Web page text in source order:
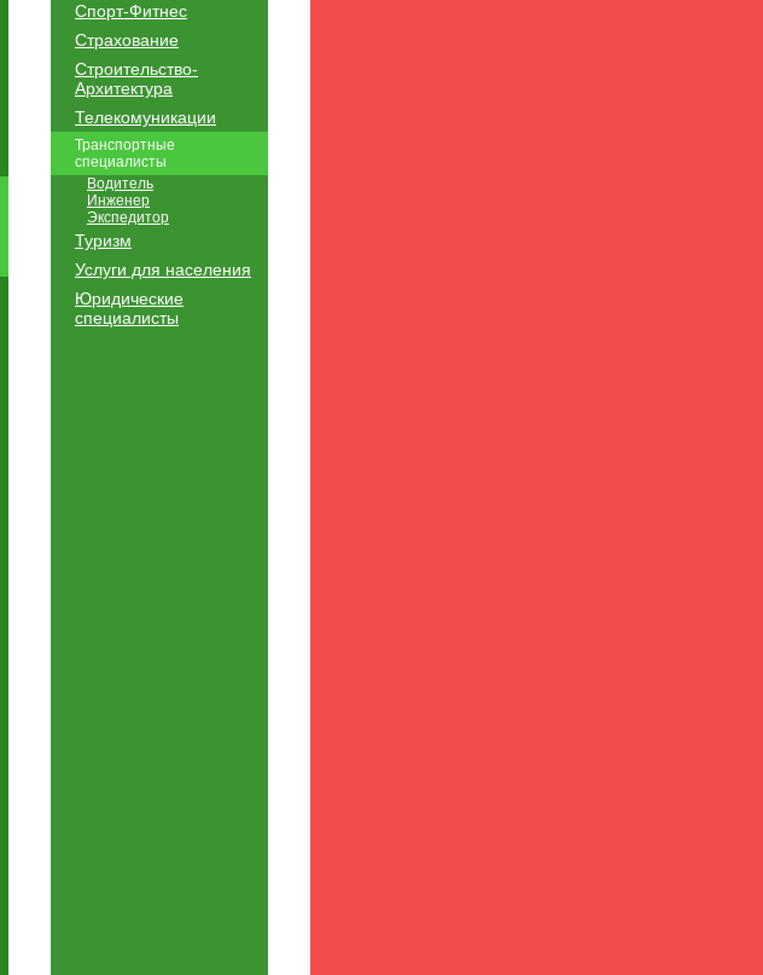
Спорт-Фитнес
Страхование
Строительство-
Архитектура
Телекомуникации
Транспортные
специалисты
Водитель
Инженер
Экспедитор
Туризм
Услуги для населения
Юридические
специалисты